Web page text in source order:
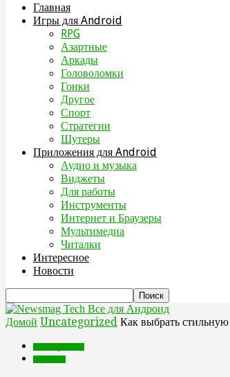
Главная
Игры для Android
RPG
Азартные
Аркады
Головоломки
Гонки
Другое
Спорт
Стратегии
Шутеры
Приложения для Android
Аудио и музыка
Виджеты
Для работы
Инструменты
Интернет и Браузеры
Мультимедиа
Читалки
Интересное
Новости
Все для Андроид
Домой Uncategorized Как выбрать